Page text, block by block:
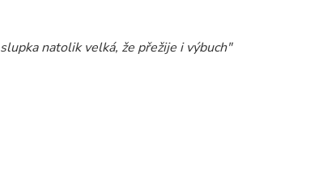
natolik velká, že přežije i výbuch"